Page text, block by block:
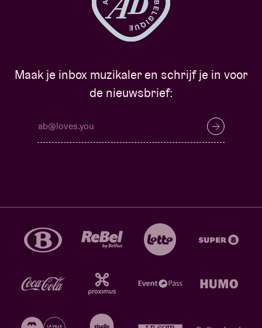
Maak je inbox muzikaler en schrijf je in voor
de nieuwsbrief: